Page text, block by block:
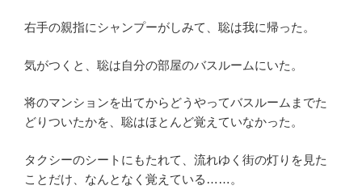
右手の親指にシャンプーがしみて、聡は我に帰った。
気がつくと、聡は自分の部屋のバスルームにいた。
将のマンションを出てからどうやってバスルームまでた
どりついたかを、聡はほとんど覚えていなかった。
タクシーのシートにもたれて、流れゆく街の灯りを見た
ことだけ、なんとなく覚えている……。